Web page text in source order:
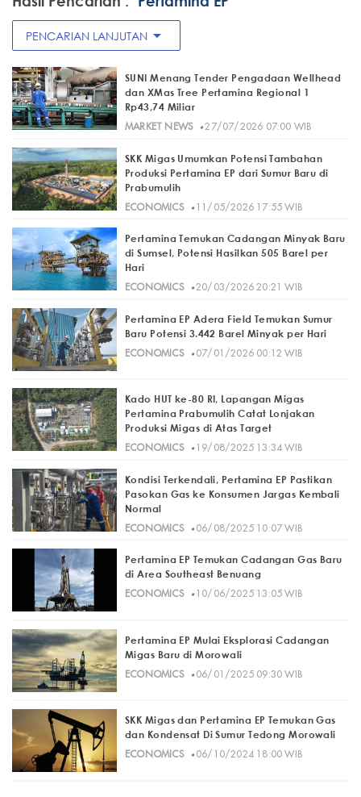
PENCARIAN LANJUTAN arrow_drop_down
SUNI Menang Tender Pengadaan Wellhead
dan XMas Tree Pertamina Regional 1
Rp43,74 Miliar
MARKET NEWS· 27/07/2026 07:00 WIB
SKK Migas Umumkan Potensi Tambahan
Produksi Pertamina EP dari Sumur Baru di
Prabumulih
ECONOMICS· 11/05/2026 17:55 WIB
Pertamina Temukan Cadangan Minyak Baru
di Sumsel, Potensi Hasilkan 505 Barel per
Hari
ECONOMICS· 20/03/2026 20:21 WIB
Pertamina EP Adera Field Temukan Sumur
Baru Potensi 3.442 Barel Minyak per Hari
ECONOMICS· 07/01/2026 00:12 WIB
Kado HUT ke-80 RI, Lapangan Migas
Pertamina Prabumulih Catat Lonjakan
Produksi Migas di Atas Target
ECONOMICS· 19/08/2025 13:34 WIB
Kondisi Terkendali, Pertamina EP Pastikan
Pasokan Gas ke Konsumen Jargas Kembali
Normal
ECONOMICS· 06/08/2025 10:07 WIB
Pertamina EP Temukan Cadangan Gas Baru
di Area Southeast Benuang
ECONOMICS· 10/06/2025 13:05 WIB
Pertamina EP Mulai Eksplorasi Cadangan
Migas Baru di Morowali
ECONOMICS· 06/01/2025 09:30 WIB
SKK Migas dan Pertamina EP Temukan Gas
dan Kondensat Di Sumur Tedong Morowali
ECONOMICS· 06/10/2024 18:00 WIB